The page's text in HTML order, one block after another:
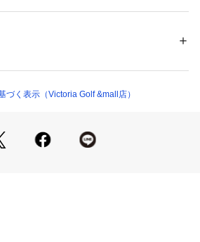
の注意事項】
、生地の裁断箇所により、商品一点ご
仕様の相違には該当いたしません。
ニター環境により、掲載画像と実際の
場合があります。
づく表示（Victoria Golf &mall店）